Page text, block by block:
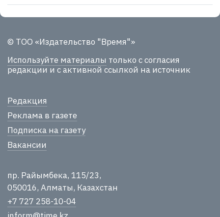
© ТОО «Издательство "Время"»
Используйте материалы только с согласия
редакции и с активной ссылкой на источник
Редакция
Реклама в газете
Подписка на газету
Вакансии
пр. Райымбека, 115/23,
050016, Алматы, Казахстан
+7 727 258-10-04